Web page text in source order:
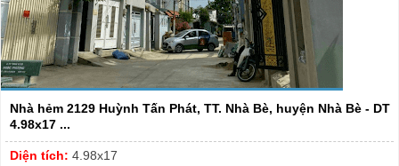
Nhà hẻm 2129 Huỳnh Tấn Phát, TT. Nhà Bè, huyện Nhà Bè - DT
4.98x17 ...
Diện tích: 4.98x17